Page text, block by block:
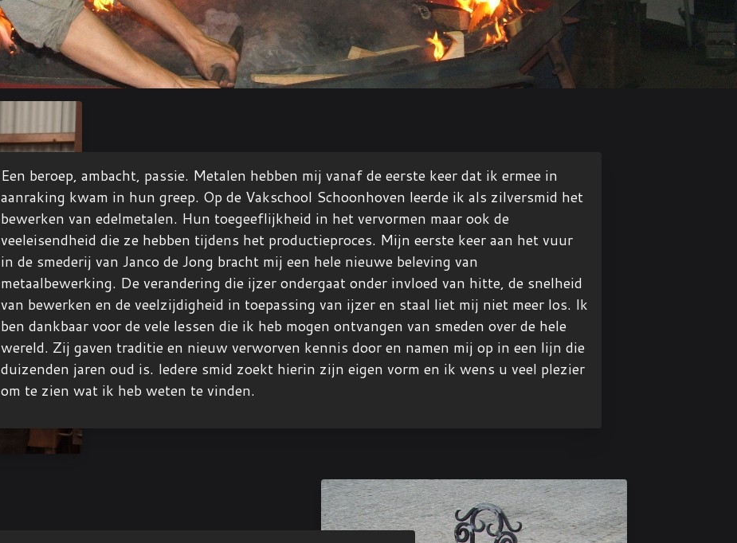
Een beroep, ambacht, passie. Metalen hebben mij vanaf de eerste keer dat ik ermee in
aanraking kwam in hun greep. Op de Vakschool Schoonhoven leerde ik als zilversmid het
bewerken van edelmetalen. Hun toegeeflijkheid in het vervormen maar ook de
veeleisendheid die ze hebben tijdens het productieproces. Mijn eerste keer aan het vuur
in de smederij van Janco de Jong bracht mij een hele nieuwe beleving van
metaalbewerking. De verandering die ijzer ondergaat onder invloed van hitte, de snelheid
van bewerken en de veelzijdigheid in toepassing van ijzer en staal liet mij niet meer los. Ik
ben dankbaar voor de vele lessen die ik heb mogen ontvangen van smeden over de hele
wereld. Zij gaven traditie en nieuw verworven kennis door en namen mij op in een lijn die
duizenden jaren oud is. Iedere smid zoekt hierin zijn eigen vorm en ik wens u veel plezier
om te zien wat ik heb weten te vinden.